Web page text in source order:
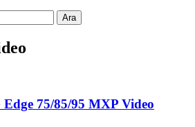
75/85/95 MXP Video